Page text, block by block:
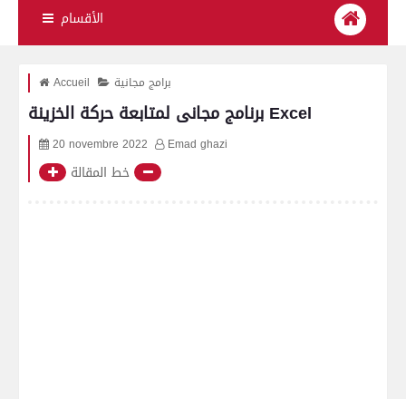
الأقسام
Accueil برامج مجانية
برنامج مجانى لمتابعة حركة الخزينة Excel
20 novembre 2022 Emad ghazi
خط المقالة